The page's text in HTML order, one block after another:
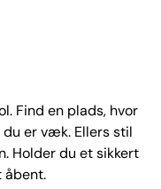
Find en plads, hvor
er væk. Ellers stil
Holder du et sikkert
åbent.